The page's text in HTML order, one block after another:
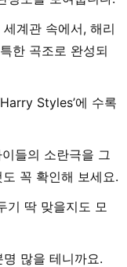
계관 속에서, 해리
한 곡조로 완성되
Styles’에 수록
들의 소란극을 그
꼭 확인해 보세요.
기 딱 맞을지도 모
많을 테니까요.